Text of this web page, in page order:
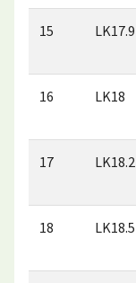
15 LK17.9
16 LK18
17 LK18.2
18 LK18.5